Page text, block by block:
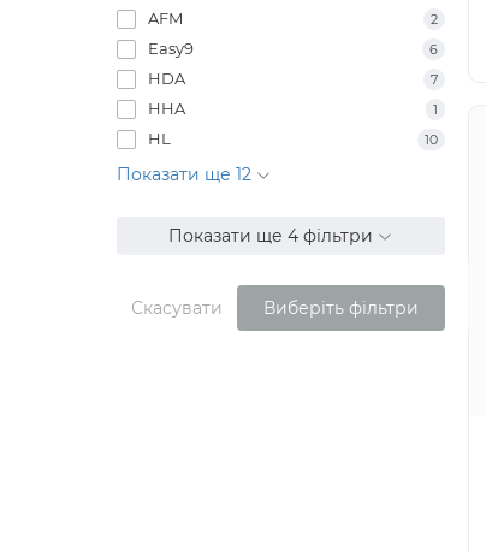
AFM 2
Easy9 6
HDA 7
HHA 1
HL 10
Показати ще 12
Показати ще 4 фільтри
Скасувати Виберіть фільтри